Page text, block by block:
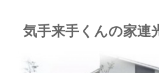
気手来手くんの家連